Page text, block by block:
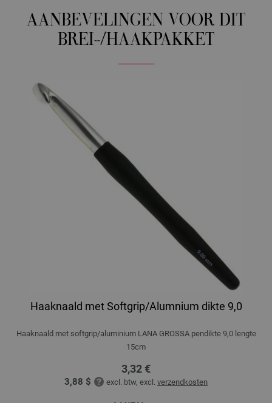
AANBEVELINGEN VOOR DIT
BREI-/HAAKPAKKET
Haaknaald met Softgrip/Alumnium dikte 9,0
Haaknaald met softgrip/aluminium LANA GROSSA pendikte 9,0 lengte
15cm
3,32 €
3,88 $ excl. btw, excl. verzendkosten